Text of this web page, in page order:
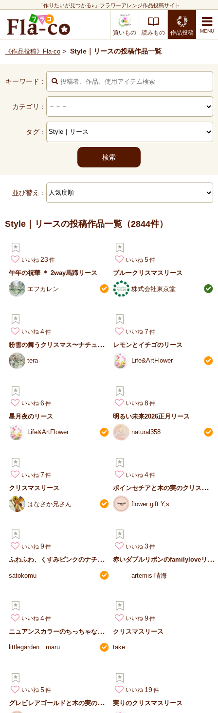
「作りたいが見つかる♪」フラワーアレンジ作品投稿サイト
買いもの 読みもの 作品投稿
《作品投稿》Fla-co > Style｜リースの投稿作品一覧
キーワード：
カテゴリ：
タグ：
並び替え：
Style｜リースの投稿作品一覧 （2844件）
いいね 23
午年の祝華 ＊ 2way馬蹄リース
エフカレン
いいね 5
ブルークリスマスリース
株式会社東京堂
いいね 4
tera
いいね 7
レモンとイチゴのリース
Life&ArtFlower
いいね 6
星月夜のリース
Life&ArtFlower
いいね 8
明るい未来2026正月リース
natural358
いいね 7
クリスマスリース
はなさか兄さん
いいね 4
ポ
インセチアと木の実のクリスマスリース
flower gift Y,s
いいね 9
ふ
わふわ、くすみピンクのナチュラルリース
satokomu
いいね 3
赤
いダブルリボンのfamilyloveリース
artemis 晴海
いいね 4
littlegarden maru
いいね 9
クリスマスリース
take
いいね 5
グ
レビレアゴールドと木の実のクリスマス 三日月リース
いいね 19
実りのクリスマスリース